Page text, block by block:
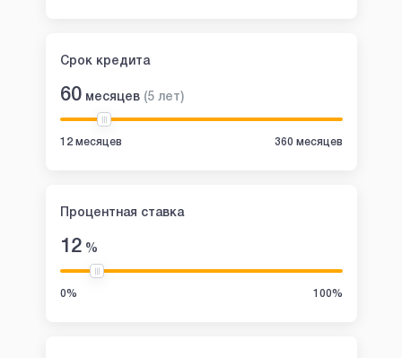
Срок кредита
60 месяцев (5 лет)
12 месяцев 360 месяцев
Процентная ставка
12%
0% 100%